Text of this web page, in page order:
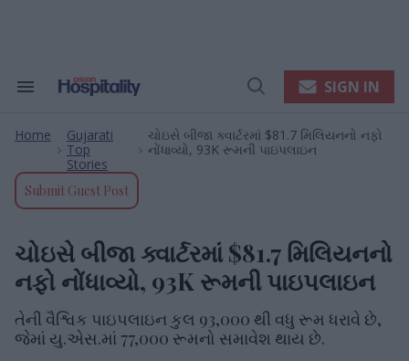
Search
Navigation
Open
SIGN IN
Home
Gujarati
Top
Stories
ચોઇસે બીજા ક્વાર્ટરમાં $81.7 મિલિયનનો નફો
નોંધાવ્યો, 93K રૂમની પાઇપલાઇન
Submit Guest Post
ચોઇસે બીજા ક્વાર્ટરમાં $81.7 મિલિયનનો
નફો નોંધાવ્યો, 93K રૂમની પાઇપલાઇન
તેની વૈશ્વિક પાઇપલાઇન કુલ 93,000 થી વધુ રૂમ ધરાવે છે,
જેમાં યુ.એસ.માં 77,000 રૂમનો સમાવેશ થાય છે.